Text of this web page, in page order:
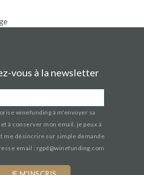
vous à la newsletter
winefunding à m'envoyer sa
à conserver mon email. je peux à
me désincrire sur simple demande
email : rgpd@winefunding.com